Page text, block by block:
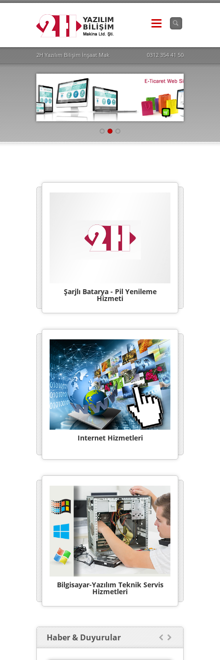
2H Yazılım Bilişim İnşaat Makina İhr. İth. San. Tic.Ltd.Şti. - 0312 354 41
0312 354 41 50
Şarjlı Batarya - Pil Yenileme
Hizmeti
Internet Hizmetleri
Bilgisayar-Yazılım Teknik Servis
Hizmetleri
Haber & Duyurular 
